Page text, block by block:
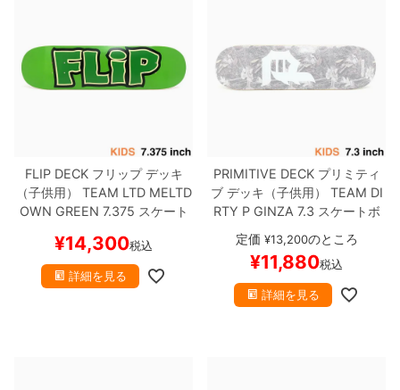
FLIP DECKフリップデッキ
（子供用）
TEAM LTD MELTD
OWN GREEN 7.375 スケート
¥14,300税込
詳細を見る
PRIMITIVE DECKプリミティ
ブデッキ（子供用） TEAM DI
RTY P GINZA 7.3 スケートボ
定価 ¥13,200のところ
¥11,880税込
詳細を見る